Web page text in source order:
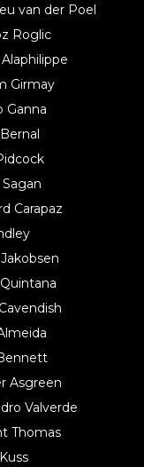
van der Poel
Roglic
Girmay
Ganna
Carapaz
Asgreen
Valverde
Thomas